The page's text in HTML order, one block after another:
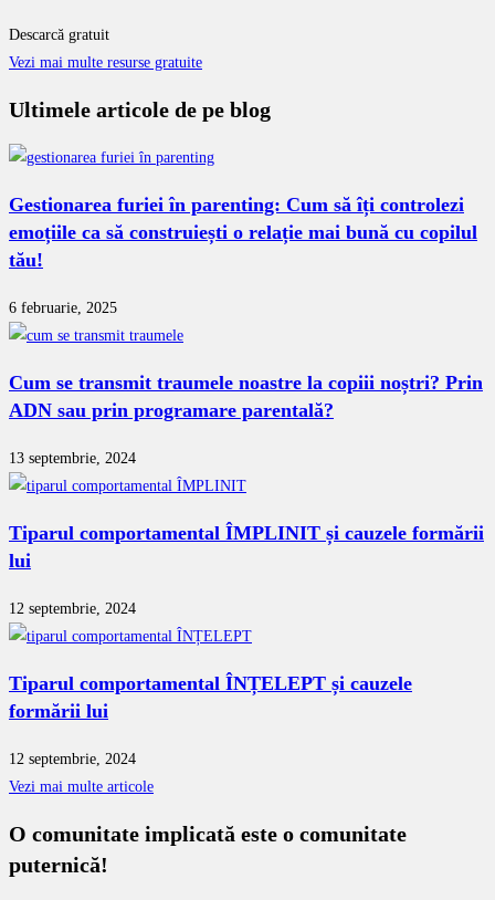
Descarcă gratuit
Vezi mai multe resurse gratuite
Ultimele articole de pe blog
Gestionarea furiei în parenting: Cum să îți controlezi
emoțiile ca să construiești o relație mai bună cu copilul
tău!
6 februarie, 2025
Cum se transmit traumele noastre la copiii noștri? Prin
ADN sau prin programare parentală?
13 septembrie, 2024
Tiparul comportamental ÎMPLINIT și cauzele formării
lui
12 septembrie, 2024
Tiparul comportamental ÎNȚELEPT și cauzele
formării lui
12 septembrie, 2024
Vezi mai multe articole
O comunitate implicată este o comunitate
puternică!